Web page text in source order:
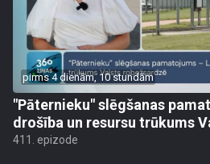
pirms 4 dienām, 10 stundām
"Pāternieku" slēgšanas
drošība un resursu trūkums
411. epizode